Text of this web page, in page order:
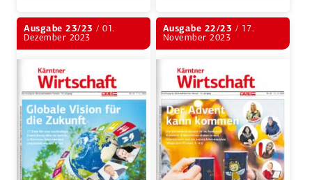
Ausgabe 23/23 / 01.
Dezember 2023
Ausgabe 22/23 / 17.
November 2023